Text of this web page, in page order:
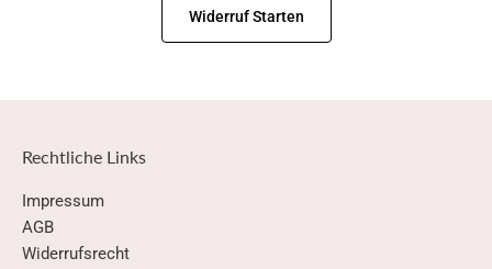
Widerruf Starten
Rechtliche Links
Impressum
AGB
Widerrufsrecht